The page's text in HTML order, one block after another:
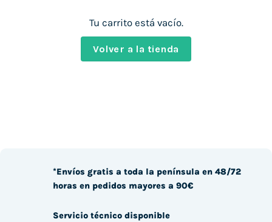
Tu carrito está vacío.
Volver a la tienda
*Envíos gratis a toda la península en 48/72
horas en pedidos mayores a 90€
Servicio técnico disponible